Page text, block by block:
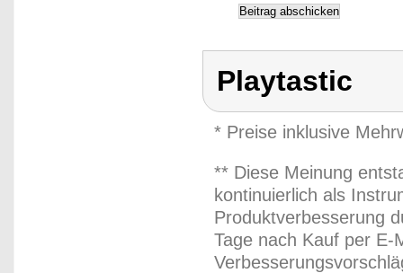
Playtastic
* Preise inklusive
** Diese Meinung
kontinuierlich als
Produktverbesserung
Tage nach Kauf per E-